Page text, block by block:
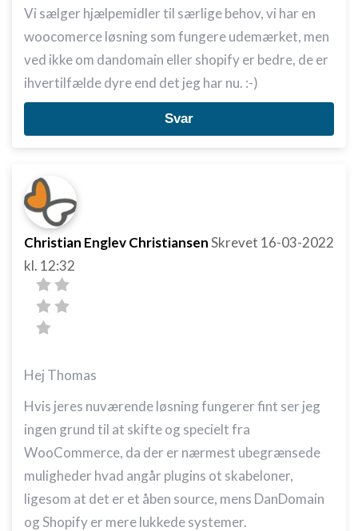
Vi sælger hjælpemidler til særlige behov, vi har en
woocomerce løsning som fungere udemærket, men
ved ikke om dandomain eller shopify er bedre, de er
ihvertilfælde dyre end det jeg har nu. :-)
Svar
Christian Englev ChristiansenSkrevet 16-03-2022
kl. 12:32
Hej Thomas
Hvis jeres nuværende løsning fungerer fint ser jeg
ingen grund til at skifte og specielt fra
WooCommerce, da der er nærmest ubegrænsede
muligheder hvad angår plugins ot skabeloner,
ligesom at det er et åben source, mens DanDomain
og Shopify er mere lukkede systemer.